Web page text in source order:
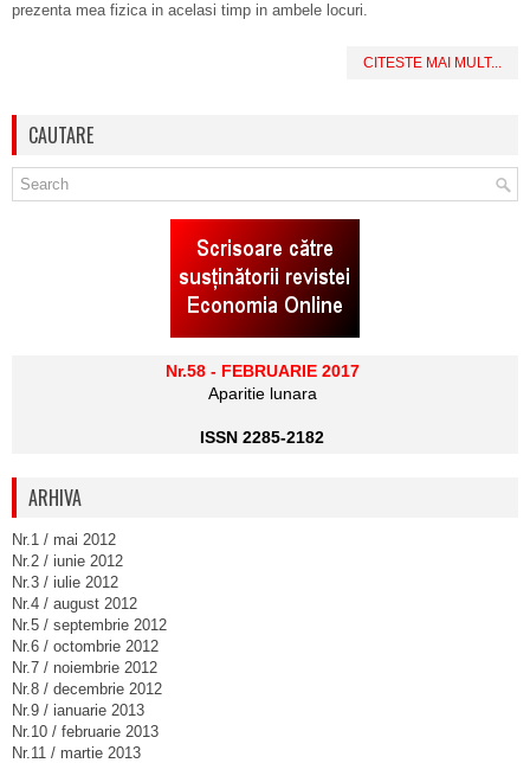
prezenta mea fizica in acelasi timp in ambele locuri.
CITESTE MAI MULT...
CAUTARE
Nr.58 - FEBRUARIE 2017
Aparitie lunara
ISSN 2285-2182
ARHIVA
Nr.1 / mai 2012
Nr.2 / iunie 2012
Nr.3 / iulie 2012
Nr.4 / august 2012
Nr.5 / septembrie 2012
Nr.6 / octombrie 2012
Nr.7 / noiembrie 2012
Nr.8 / decembrie 2012
Nr.9 / ianuarie 2013
Nr.10 / februarie 2013
Nr.11 / martie 2013